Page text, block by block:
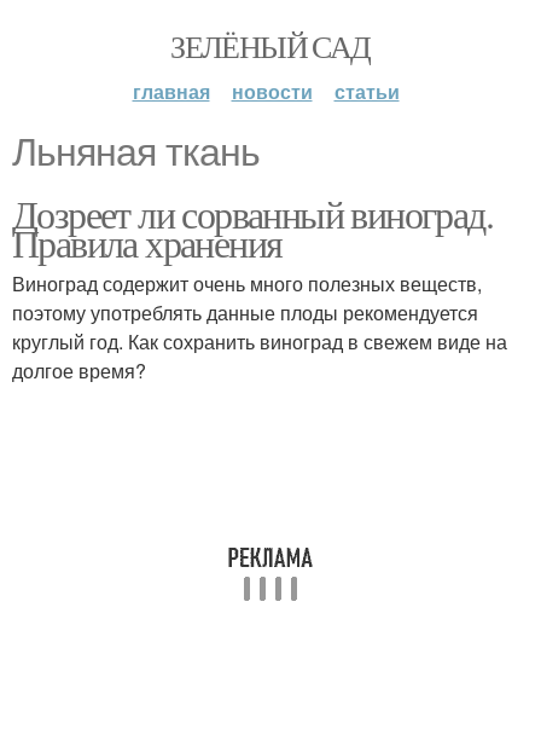
ЗЕЛЁНЫЙ САД
главная новости статьи
Льняная ткань
Дозреет ли сорванный виноград.
Правила хранения
Виноград содержит очень много полезных веществ,
поэтому употреблять данные плоды рекомендуется
круглый год. Как сохранить виноград в свежем виде на
долгое время?